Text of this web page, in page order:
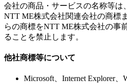
会社の商品・サービスの名称等は
NTT ME株式会社関連会社の商標
らの商標をNTT ME株式会社の事
ることを禁止します。
他社商標等について
Microsoft、Internet Explorer、